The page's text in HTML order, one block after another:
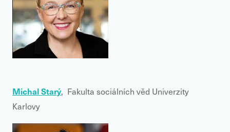
Michal Starý, Fakulta sociálních věd Univerzity
Karlovy